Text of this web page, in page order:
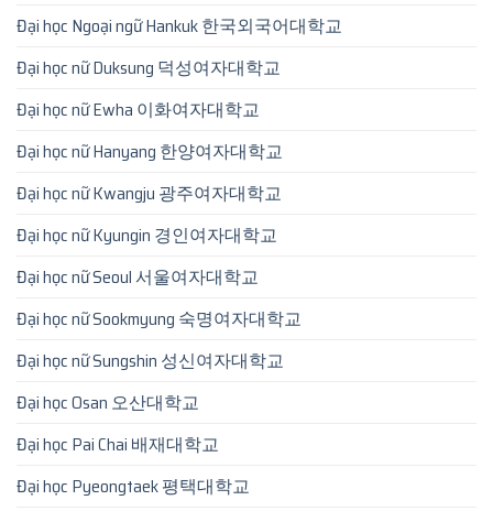
Đại học Ngoại ngữ Hankuk 한국외국어대학교
Đại học nữ Duksung 덕성여자대학교
Đại học nữ Ewha 이화여자대학교
Đại học nữ Hanyang 한양여자대학교
Đại học nữ Kwangju 광주여자대학교
Đại học nữ Kyungin 경인여자대학교
Đại học nữ Seoul 서울여자대학교
Đại học nữ Sookmyung 숙명여자대학교
Đại học nữ Sungshin 성신여자대학교
Đại học Osan 오산대학교
Đại học Pai Chai 배재대학교
Đại học Pyeongtaek 평택대학교